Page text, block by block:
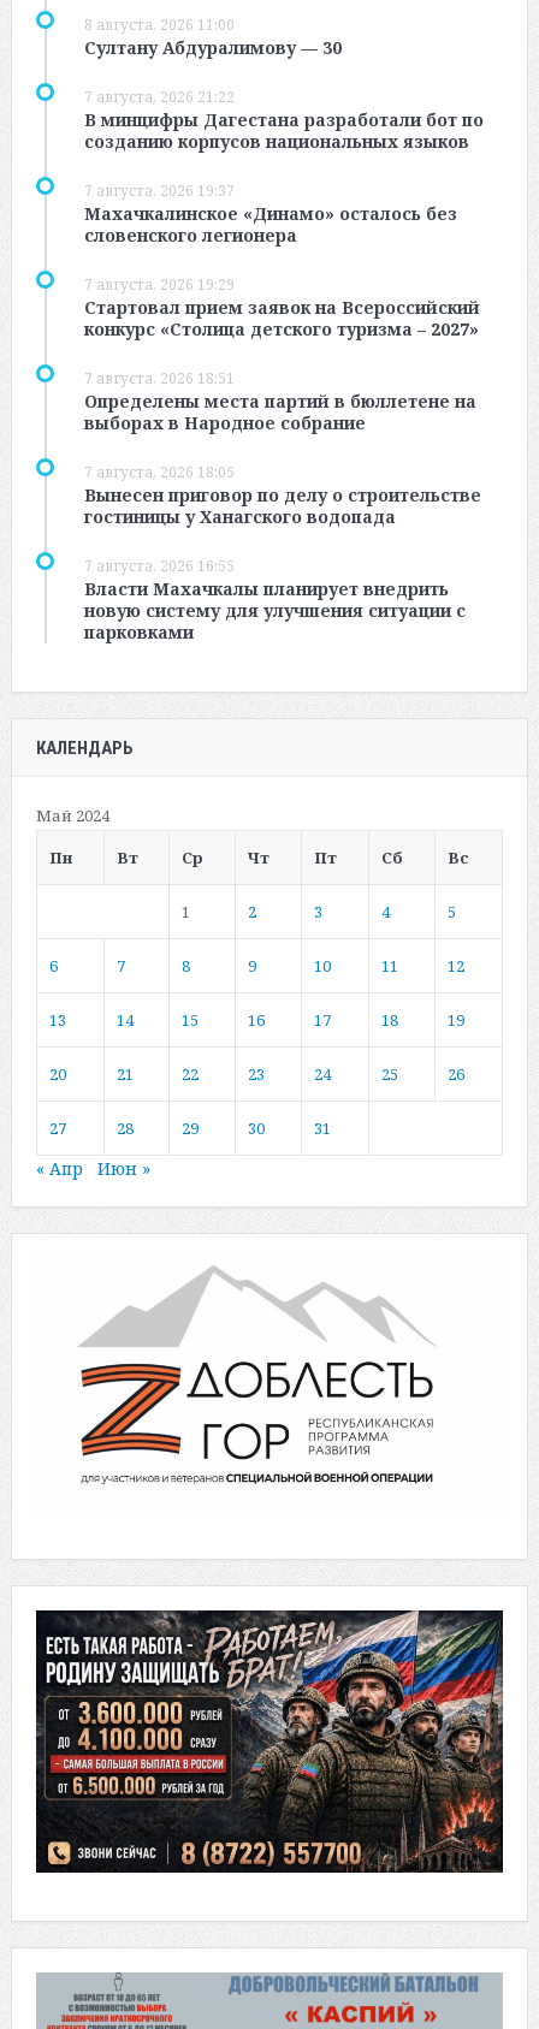
8 августа, 2026 11:00
Султану Абдуралимову — 30
7 августа, 2026 21:22
В минцифры Дагестана разработали бот по
созданию корпусов национальных языков
7 августа, 2026 19:37
Махачкалинское «Динамо» осталось без
словенского легионера
7 августа, 2026 19:29
Стартовал прием заявок на Всероссийский
конкурс «Столица детского туризма – 2027»
7 августа, 2026 18:51
Определены места партий в бюллетене на
выборах в Народное собрание
7 августа, 2026 18:05
Вынесен приговор по делу о строительстве
гостиницы у Ханагского водопада
7 августа, 2026 16:55
Власти Махачкалы планирует внедрить
новую систему для улучшения ситуации с
парковками
КАЛЕНДАРЬ
Май 2024
Пн
Вт Ср Чт Пт Сб Вс
1 2 3 4 5
6 7 8 9 10 11 12
13 14 15 16 17 18 19
20 21 22 23 24 25 26
27 28 29 30 31
« Апр Июн »